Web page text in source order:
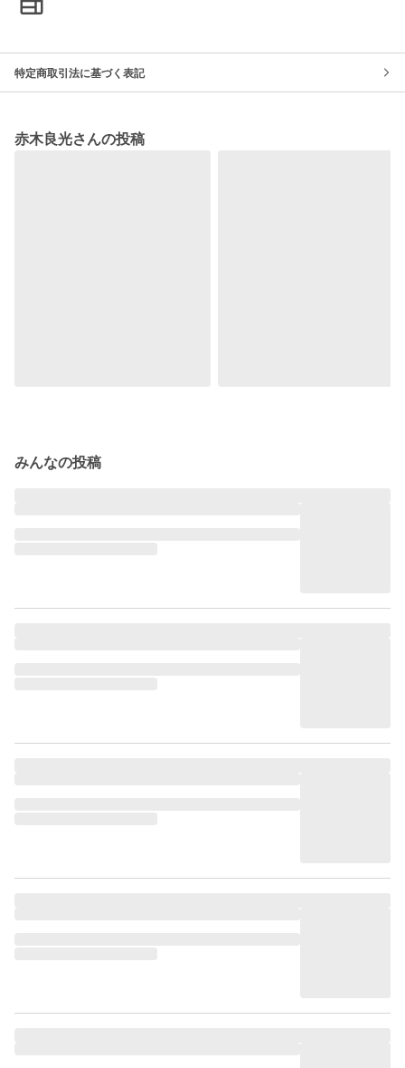
特定商取引法に基づく表記
赤木良光さんの投稿
みんなの投稿